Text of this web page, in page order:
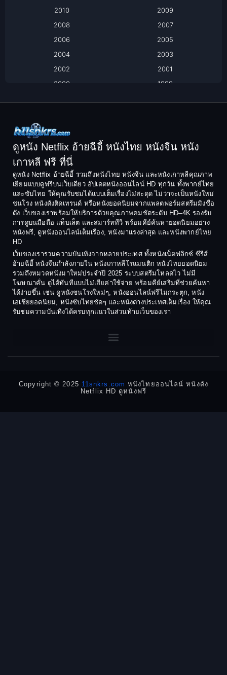
Comedy ตลก
Coming-of-age ชีวิตวัยรุ่น
Crime อาชญากรรม
Crime อาชญากรรม
Culture
Dance เต้น
Dark Comedy ตลกร้าย
DC
Detective สืบสวน
2010
2009
2008
2007
2006
2005
2004
2003
2002
2001
2000
1999
1994
1992
1991
1990
1988
1987
1986
1985
1984
1983
1982
1981
1980
1978
1974
1973
1972
1971
1970
1969
1968
1964
ดูหนัง Netflix อ้ายฉีอี้ หนังไทย หนังจีน หนัง
เกาหลี ฟรี ที่นี่
ดูหนัง Netflix อ้ายฉีอี้ รวมถึงหนังไทย หนังจีน และหนังเกาหลีคุณภาพ
เยี่ยมแบบดูฟรีบนเว็บเดียว อัปเดตหนังออนไลน์ HD ทุกวัน ทั้งพากย์ไทย
และซับไทย ให้คุณรับชมได้แบบเต็มเรื่องไม่สะดุด ไม่ว่าจะเป็นหนังใหม่
ชนโรง หนังดังติดเทรนด์ หรือหนังยอดนิยมจากแพลตฟอร์มสตรีมมิงชื่อ
ดัง เว็บของเราพร้อมให้บริการด้วยคุณภาพคมชัดระดับ HD–4K รองรับ
การดูบนมือถือ แท็บเล็ต และสมาร์ททีวี พร้อมคีย์ค้นหายอดนิยมอย่าง
หนังฟรี, ดูหนังออนไลน์เต็มเรื่อง, หนังมาแรงล่าสุด และหนังพากย์ไทย
HD
เว็บของเรารวมความบันเทิงจากหลายประเทศ ทั้งหนังเน็ตฟลิกซ์ ซีรีส์
อ้ายฉีอี้ หนังจีนกำลังภายใน หนังเกาหลีโรแมนติก หนังไทยยอดนิยม
รวมถึงหมวดหนังมาใหม่ประจำปี 2025 ระบบสตรีมโหลดไว ไม่มี
โฆษณาคั่น ดูได้ทันทีแบบไม่เสียค่าใช้จ่าย พร้อมคีย์เสริมที่ช่วยค้นหา
ได้ง่ายขึ้น เช่น ดูหนังชนโรงใหม่ๆ, หนังออนไลน์ฟรีไม่กระตุก, หนัง
เอเชียยอดนิยม, หนังซับไทยชัดๆ และหนังต่างประเทศเต็มเรื่อง ให้คุณ
รับชมความบันเทิงได้ครบทุกแนวในส่วนท้ายเว็บของเรา
Copyright © 2025 11snkrs.com หนังไทยออนไลน์ หนังดัง
Netflix HD ดูหนังฟรี